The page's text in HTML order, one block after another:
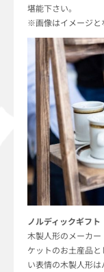
堪能下さい。
※画像はイメージと
ノルディックギフト
木製人形のメーカ
ケットのお土産品
い表情の木製人形